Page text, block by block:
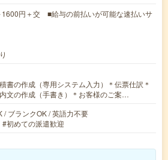
1600円＋交 ■給与の前払いが可能な速払いサ
書の作成（専用システム入力）＊伝票仕訳＊
文の作成（手書き）＊お客様のご案…
/ ブランクOK / 英語力不要
初めての派遣歓迎